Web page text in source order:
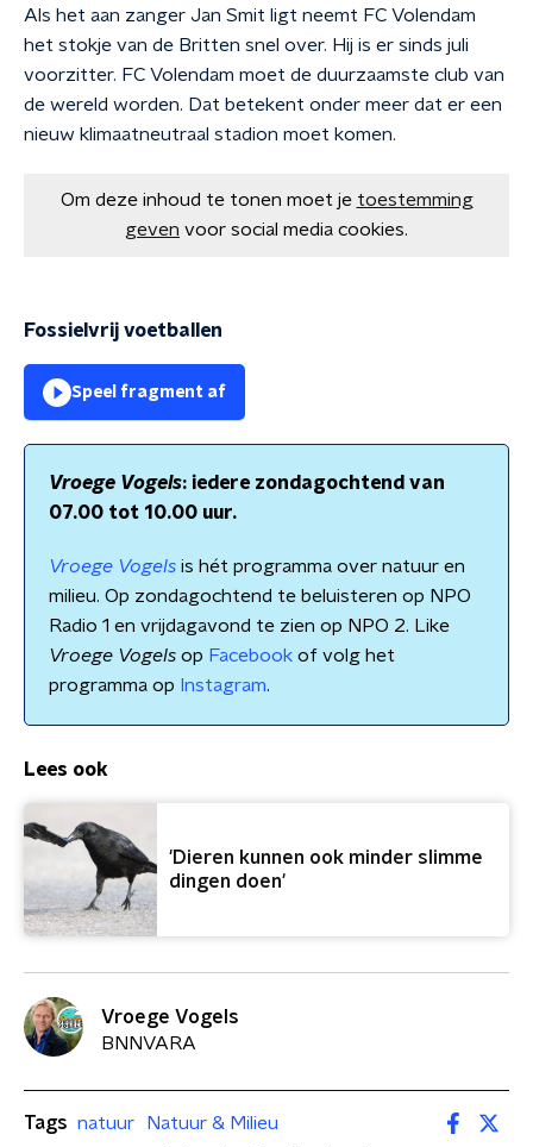
Als het aan zanger Jan Smit ligt neemt FC Volendam
het stokje van de Britten snel over. Hij is er sinds juli
voorzitter. FC Volendam moet de duurzaamste club van
de wereld worden. Dat betekent onder meer dat er een
nieuw klimaatneutraal stadion moet komen.
Om deze inhoud te tonen moet je toestemming
geven voor social media cookies.
Fossielvrij voetballen
Speel fragment af
Vroege Vogels: iedere zondagochtend van
07.00 tot 10.00 uur.
Vroege Vogels is hét programma over natuur en
milieu. Op zondagochtend te beluisteren op NPO
Radio 1 en vrijdagavond te zien op NPO 2. Like
Vroege Vogels op Facebook of volg het
programma op Instagram.
Lees ook
'Dieren kunnen ook minder slimme
dingen doen'
Vroege Vogels
BNNVARA
Tags natuur
Natuur & Milieu